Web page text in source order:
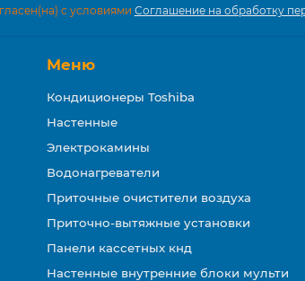
с условиями Соглашение на обработку
Меню
Кондиционеры Toshiba
Настенные
Электрокамины
Водонагреватели
Приточные очистители воздуха
Приточно-вытяжные установки
Панели кассетных кнд
Настенные внутренние блоки мульти